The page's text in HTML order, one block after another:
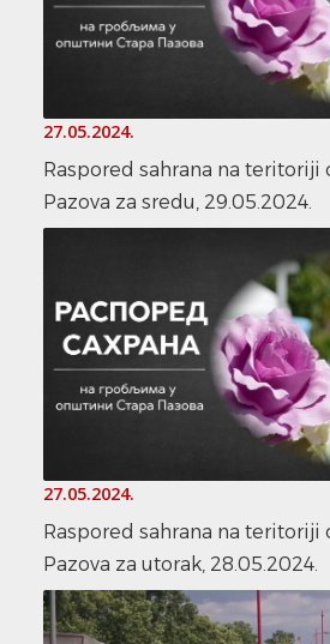
27.05.2024.
Raspored sahrana na teritoriji
Pazova za sredu, 29.05.2024.
27.05.2024.
Raspored sahrana na teritoriji
Pazova za utorak, 28.05.2024.